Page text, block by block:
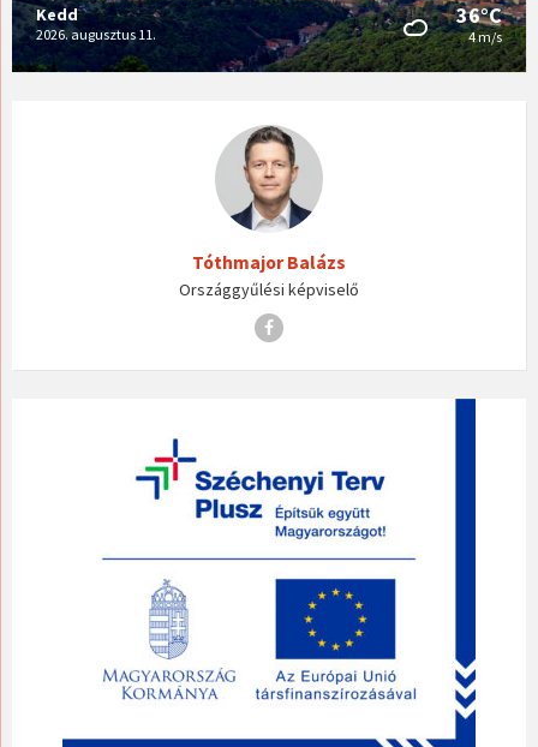
Kedd
2026. augusztus 11.
36°C
4 m/s
Tóthmajor Balázs
Országgyűlési képviselő
Facebook